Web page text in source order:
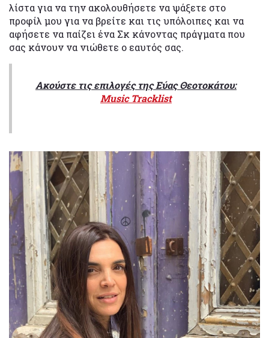
λίστα για να την ακολουθήσετε να ψάξετε στο
προφίλ μου για να βρείτε και τις υπόλοιπες και να
αφήσετε να παίζει ένα Σκ κάνοντας πράγματα που
σας κάνουν να νιώθετε ο εαυτός σας.
Ακούστε τις επιλογές της ΕύαςΘεοτοκάτου:
Music Tracklist